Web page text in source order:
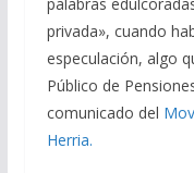
palabras
privada», cuando
especulación, algo
Público de
comunicado del
Herria.